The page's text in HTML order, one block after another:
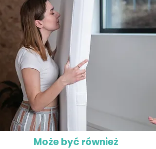
Może być również